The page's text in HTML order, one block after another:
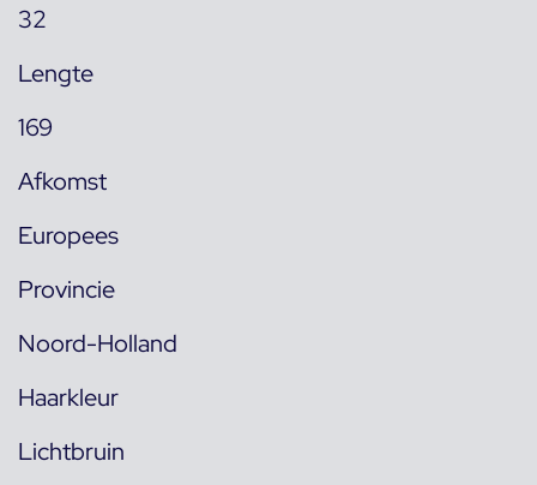
32
Lengte
169
Afkomst
Europees
Provincie
Noord-Holland
Haarkleur
Lichtbruin